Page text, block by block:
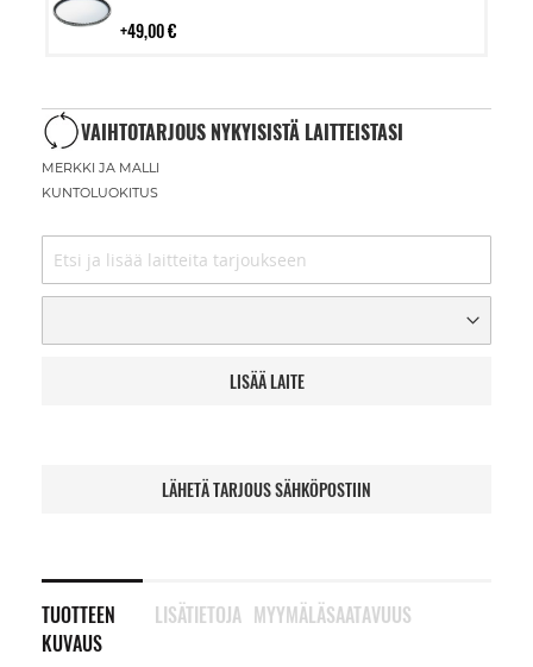
49,00 €
VAIHTOTARJOUS NYKYISISTÄ LAITTEISTASI
MERKKI JA MALLI
KUNTOLUOKITUS
LISÄÄ LAITE
LÄHETÄ TARJOUS SÄHKÖPOSTIIN
TUOTTEEN
KUVAUS
LISÄTIETOJA MYYMÄLÄSAATAVUUS